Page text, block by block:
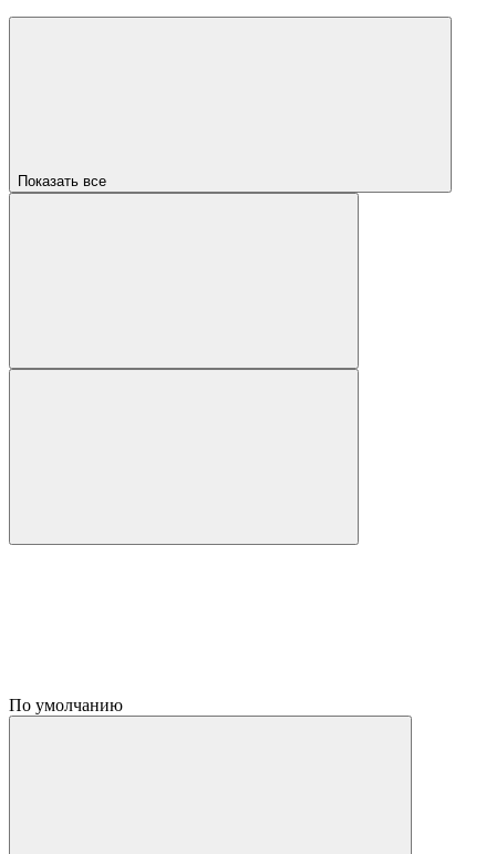
Показать все
По умолчанию